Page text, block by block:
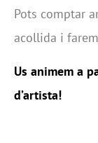
Pots comptar
acollida i
Us animem a
d’artista!